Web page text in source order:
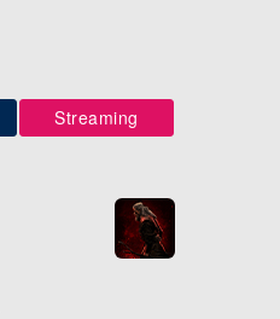
Streaming